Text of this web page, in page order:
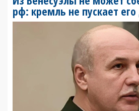
рф: кремль не пускает